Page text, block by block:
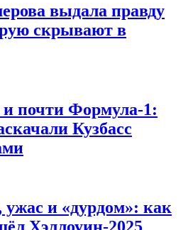
выдала правду
скрывают в
почти Формула-1:
Кузбасс
и «дурдом»: как